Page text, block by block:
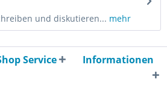
und diskutieren... mehr
Service Informationen